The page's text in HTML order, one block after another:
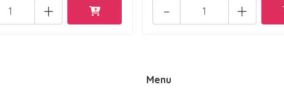
+ +
-
Menu